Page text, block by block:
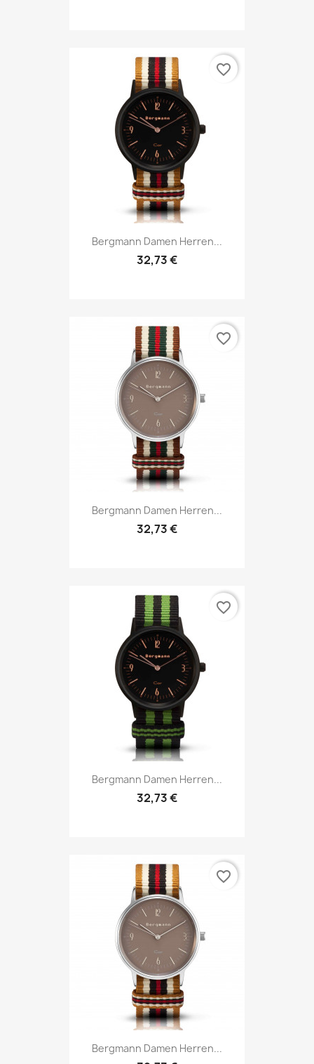
Bergmann Damen Herren...
32,73 €
favorite_border
Bergmann Damen Herren...
32,73 €
favorite_border
Bergmann Damen Herren...
32,73 €
favorite_border
Bergmann Damen Herren...
favorite_border